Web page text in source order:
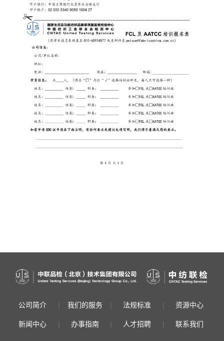
公司简介 | 我们的服务 | 法规标准 | 资源中心
新闻中心 | 办事指南 | 人才招聘 | 联系我们